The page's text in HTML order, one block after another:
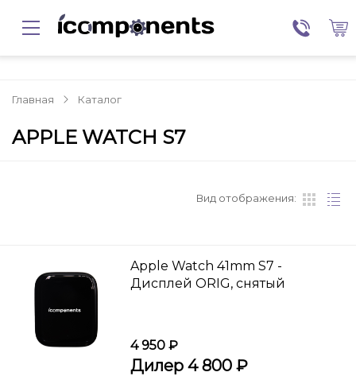
Главная Каталог
APPLE WATCH S7
Вид отображения:
Apple Watch 41mm S7 -
Дисплей ORIG, снятый
4 950 ₽
Дилер 4 800 ₽